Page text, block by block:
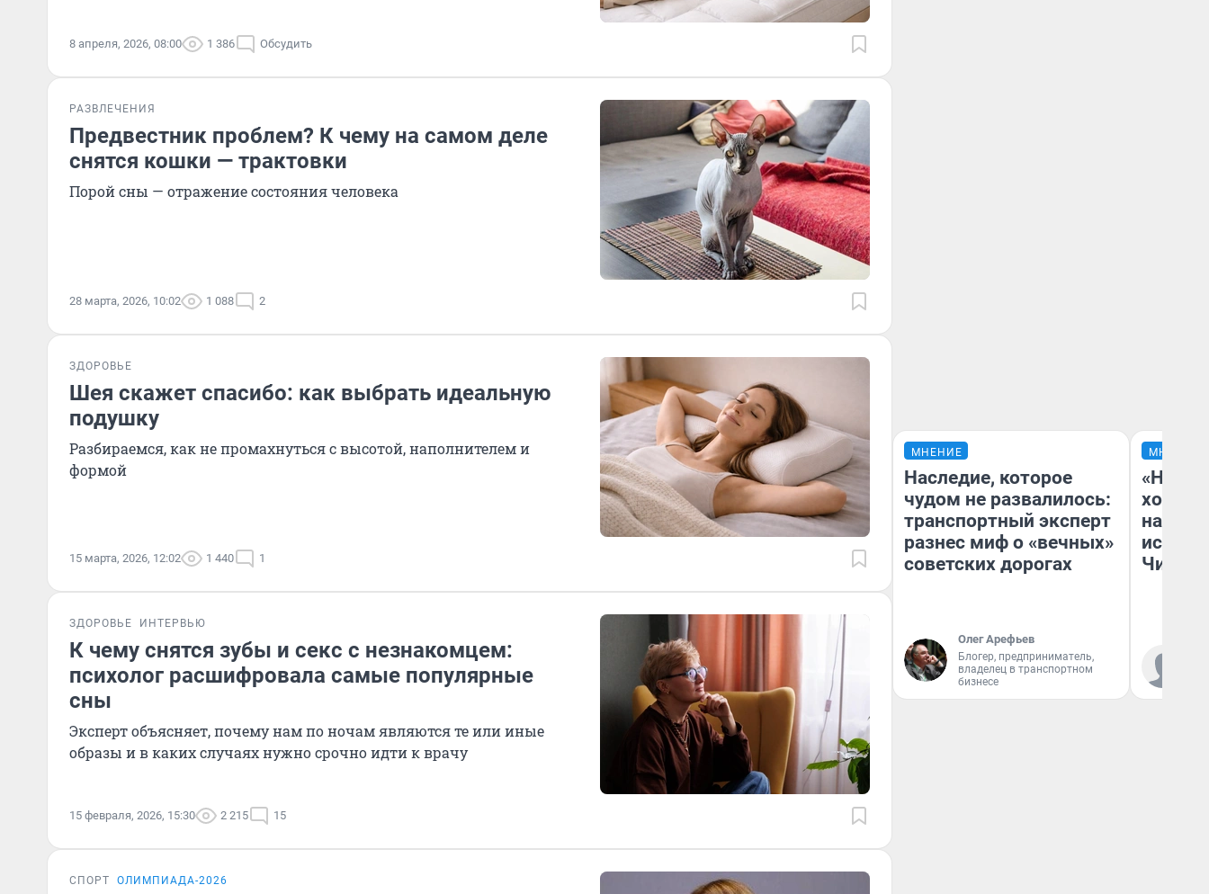
8 апреля, 2026, 08:00 1 386 Обсудить
РАЗВЛЕЧЕНИЯ
Предвестник проблем? К чему на самом деле
снятся кошки — трактовки
Порой сны — отражение состояния человека
28 марта, 2026, 10:02 1 088 2
ЗДОРОВЬЕ
Шея скажет спасибо: как выбрать идеальную
подушку
Разбираемся, как не промахнуться с высотой, наполнителем и
формой
15 марта, 2026, 12:02 1 440 1
ЗДОРОВЬЕ ИНТЕРВЬЮ
К чему снятся зубы и секс с незнакомцем:
психолог расшифровала самые популярные
сны
Эксперт объясняет, почему нам по ночам являются те или иные
образы и в каких случаях нужно срочно идти к врачу
15 февраля, 2026, 15:30 2 215 15
СПОРТ ОЛИМПИАДА-2026
МНЕНИЕ
Наследие, которое
чудом не развалилось:
транспортный эксперт
разнес миф о «вечных»
советских дорогах
Олег Арефьев
Блогер, предприниматель,
владелец в транспортном
бизнесе
МНЕНИЕ
Читы